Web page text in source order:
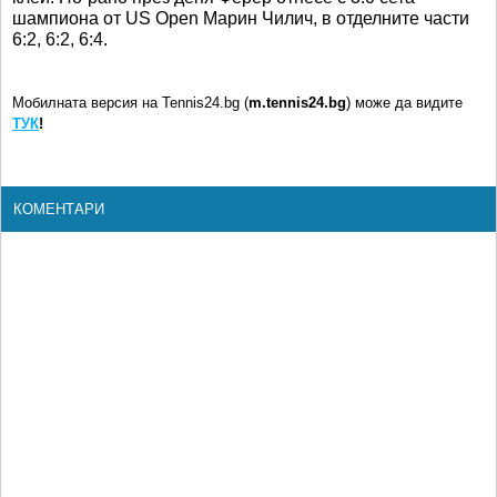
шампиона от US Open Марин Чилич, в отделните части
6:2, 6:2, 6:4.
Мобилната версия на Tennis24.bg (m.tennis24.bg) може да видите
ТУК!
КОМЕНТАРИ